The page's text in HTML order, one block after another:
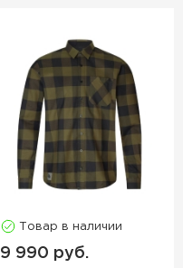
Товар в наличии
9 990 руб.